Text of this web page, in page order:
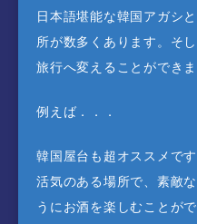
日本語堪能な韓国アガシ
所が数多くあります。そ
旅行へ変えることができま
例えば．．．
韓国屋台も超オススメで
活気のある場所で、素敵
うにお酒を楽しむことがで